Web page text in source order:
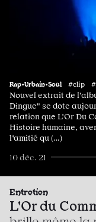
Rap•Urbain•Soul #clip
Nouvel extrait de
Dingue" se dote
relation que L'Or Du
Histoire humaine,
l'amitié qu (…)
10 déc. 21
Entretien
L'Or du